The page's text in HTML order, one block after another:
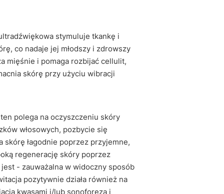
stymuluje tkankę i
co nadaje jej młodszy i zdrowszy
mięśnie i pomaga rozbijać cellulit,
skórę przy użyciu wibracji
polega na oczyszczeniu skóry
włosowych, pozbycie się
skórę łagodnie poprzez przyjemne,
regenerację skóry poprzez
- zauważalna w widoczny sposób
pozytywnie działa również na
kwasami i/lub sonoforeza i